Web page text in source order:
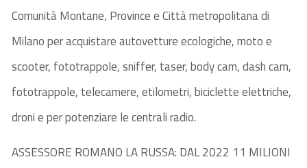
Comunità Montane, Province e Città metropolitana di
Milano per acquistare autovetture ecologiche, moto e
scooter, fototrappole, sniffer, taser, body cam, dash cam,
fototrappole, telecamere, etilometri, biciclette elettriche,
droni e per potenziare le centrali radio.
ASSESSORE ROMANO LA RUSSA: DAL 2022 11 MILIONI